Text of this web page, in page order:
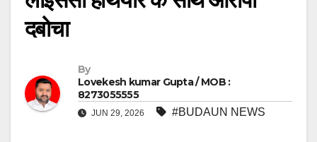
दबोचा
By
Lovekesh kumar Gupta / MOB :
8273055555
JUN 29, 2026 #BUDAUN NEWS